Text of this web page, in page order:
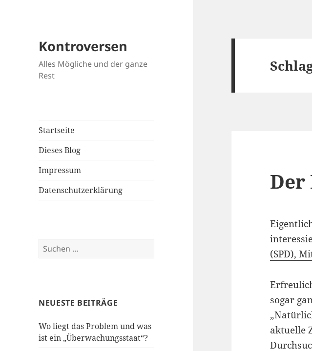
Kontroversen
Alles Mögliche und der ganze
Rest
Startseite
Dieses Blog
Impressum
Datenschutzerklärung
Suchen
nach:
NEUESTE BEITRÄGE
Wo liegt das Problem und was
ist ein „Überwachungsstaat“?
Der
(SPD),
sogar
aktuelle